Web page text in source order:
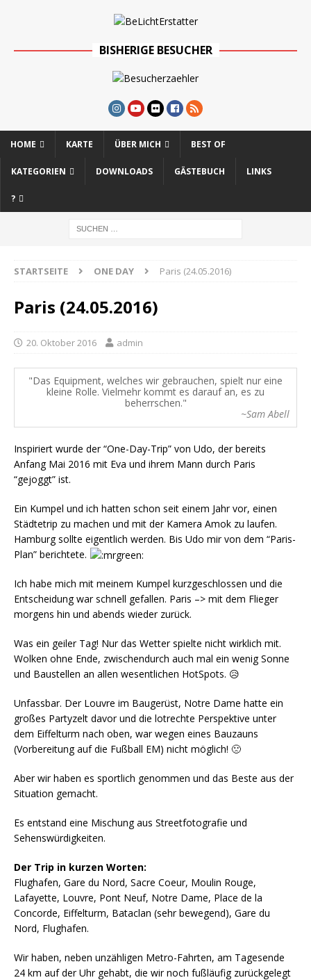
BISHERIGE BESUCHER
HOME KARTE ÜBER MICH BEST OF
KATEGORIEN DOWNLOADS GÄSTEBUCH LINKS
?
STARTSEITE ONE DAY Paris (24.05.2016)
Paris (24.05.2016)
20. Oktober 2016 admin
Das Equipment, welches wir gebrauchen, spielt nur eine
kleine Rolle. Vielmehr kommt es darauf an, es zu
beherrschen.
~Sam Abell
Inspiriert wurde der “One-Day-Trip” von Udo, der bereits
Anfang Mai 2016 mit Eva und ihrem Mann durch Paris
“gejoggt” ist.
Ein Kumpel und ich hatten schon seit einem Jahr vor, einen
Städtetrip zu machen und mit der Kamera Amok zu laufen.
Hamburg sollte eigentlich werden. Bis Udo mir von dem “Paris-
Plan” berichtete.
Ich habe mich mit meinem Kumpel kurzgeschlossen und die
Entscheidung war schnell gefallen. Paris –> mit dem Flieger
morgens hin und abends wieder zurück.
Was ein geiler Tag! Nur das Wetter spielte nicht wirklich mit.
Wolken ohne Ende, zwischendurch auch mal ein wenig Sonne
und Baustellen an allen wesentlichen HotSpots. 😥
Unfassbar. Der Louvre im Baugerüst, Notre Dame hatte ein
großes Partyzelt davor und die lotrechte Perspektive unter
dem Eiffelturm nach oben, war wegen eines Bauzauns
(Vorbereitung auf die Fußball EM) nicht möglich! 🙁
Aber wir haben es sportlich genommen und das Beste aus der
Situation gemacht.
Es entstand eine Mischung aus Streetfotografie und
Sehenswürdigkeiten.
Der Trip in kurzen Worten:
Flughafen, Gare du Nord, Sacre Coeur, Moulin Rouge,
Lafayette, Louvre, Pont Neuf, Notre Dame, Place de la
Concorde, Eiffelturm, Bataclan (sehr bewegend), Gare du
Nord, Flughafen.
Wir haben, neben unzähligen Metro-Fahrten, am Tagesende
24 km auf der Uhr gehabt, die wir noch fußläufig zurückgelegt